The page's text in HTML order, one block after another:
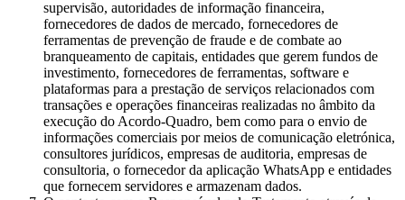
supervisão, autoridades de informação financeira,
fornecedores de dados de mercado, fornecedores de
ferramentas de prevenção de fraude e de combate ao
branqueamento de capitais, entidades que gerem fundos de
investimento, fornecedores de ferramentas, software e
plataformas para a prestação de serviços relacionados com
transações e operações financeiras realizadas no âmbito da
execução do Acordo-Quadro, bem como para o envio de
informações comerciais por meios de comunicação eletrónica,
consultores jurídicos, empresas de auditoria, empresas de
consultoria, o fornecedor da aplicação WhatsApp e entidades
que fornecem servidores e armazenam dados.